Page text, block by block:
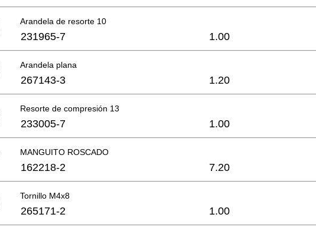
Arandela de resorte 10
231965-7 1.00
Arandela plana
267143-3 1.20
Resorte de compresión 13
233005-7 1.00
MANGUITO ROSCADO
162218-2 7.20
Tornillo M4x8
265171-2 1.00